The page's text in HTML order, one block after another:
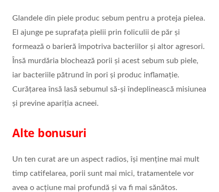
Glandele din piele produc sebum pentru a proteja pielea.
El ajunge pe suprafața pielii prin foliculii de păr și
formează o barieră împotriva bacteriilor și altor agresori.
Însă murdăria blochează porii și acest sebum sub piele,
iar bacteriile pătrund în pori și produc inflamație.
Curățarea însă lasă sebumul să-și îndeplinească misiunea
și previne apariția acneei.
Alte bonusuri
Un ten curat are un aspect radios, își menține mai mult
timp catifelarea, porii sunt mai mici, tratamentele vor
avea o acțiune mai profundă și va fi mai sănătos.